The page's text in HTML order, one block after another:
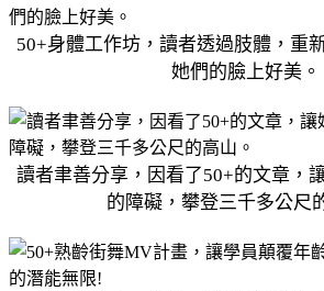
50+身體工作坊，讀者透過肢體，重
她們的臉上好美。
讀者聿善分享，因看了50+的文章，
的障礙，攀登三千多公尺